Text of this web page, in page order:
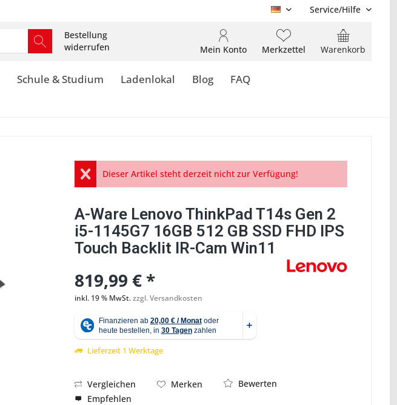
DE Service/Hilfe
Bestellung
widerrufen
Warenkorb
Merkzettel
Mein Konto
Schule & Studium Ladenlokal Blog FAQ
Abbildung ähnlich
Dieser Artikel steht derzeit nicht zur Verfügung!
A-Ware Lenovo ThinkPad T14s Gen 2
i5-1145G7 16GB 512 GB SSD FHD IPS
Touch Backlit IR-Cam Win11
819,99 € *
inkl. 19 % MwSt.zzgl. Versandkosten
Lieferzeit 1 Werktage
Vergleichen Merken
Bewerten
Empfehlen